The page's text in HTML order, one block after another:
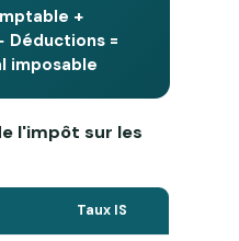
+
Déductions =
imposable
l'impôt sur les
Taux IS